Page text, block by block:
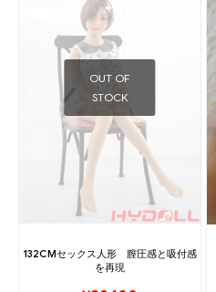
OUT OF
STOCK
132CMセックス人形 膣圧感と吸付感
を再現